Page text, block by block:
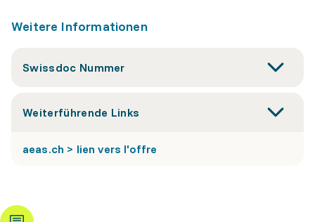
Weitere Informationen
Swissdoc Nummer
Weiterführende Links
aeas.ch > lien vers l'offre